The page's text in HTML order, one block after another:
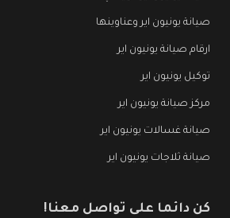
صيانة يونيون اير وعناوينها
ارقام صيانة يونيون اير
توكيل يونيون اير
مركز صيانة يونيون اير
صيانة غسالات يونيون اير
صيانة ثلاجات يونيون اير
كن دائما على تواصل معنا!